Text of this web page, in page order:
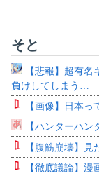
そと
【悲報】超有名
負けしてしまう…
【画像】日本っ
【ハンターハン
【腹筋崩壊】見
【徹底議論】漫